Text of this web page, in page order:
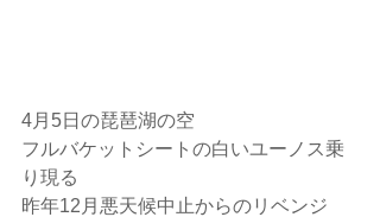
4月5日の琵琶湖の空
フルバケットシートの白いユーノス乗
り現る
昨年12月悪天候中止からのリベンジ